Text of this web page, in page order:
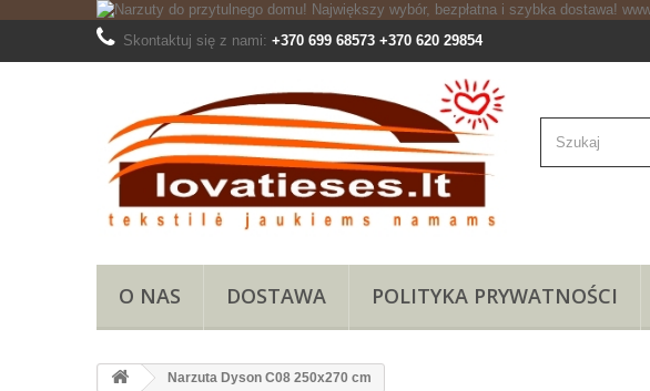
Skontaktuj się z nami: +370 699 68573 +370 620 29854
O NAS DOSTAWA POLITYKA PRYWATNOŚCI
Narzuta Dyson C08 250x270 cm